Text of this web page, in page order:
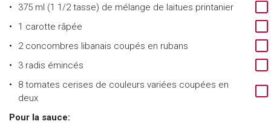
375 ml (1 1/2 tasse) de mélange de laitues printanier
1 carotte râpée
2 concombres libanais coupés en rubans
3 radis émincés
8 tomates cerises de couleurs variées coupées en
deux
Pour la sauce: